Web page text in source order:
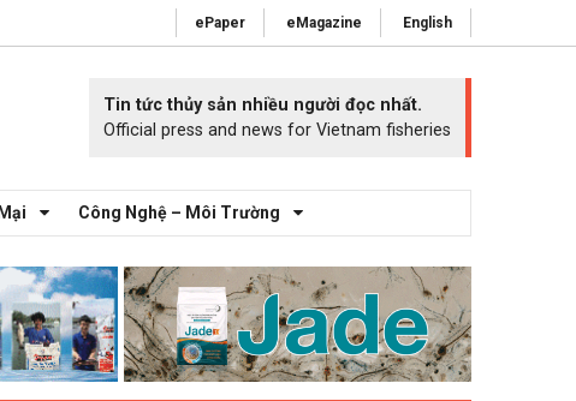
ePaper eMagazine English
Tin tức thủy sản nhiều người đọc nhất.
Official press and news for Vietnam fisheries
Công Nghệ – Môi Trường